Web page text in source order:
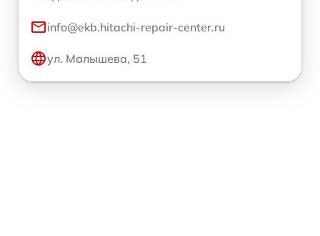
info@ekb.hitachi-repair-center.ru
ул. Малышева, 51